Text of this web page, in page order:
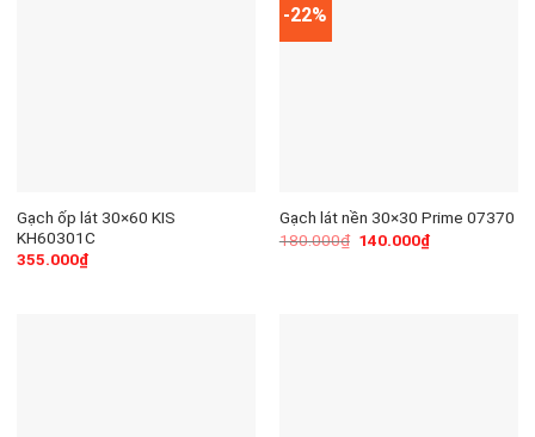
Gạch ốp lát 30×60 KIS
KH60301C
355.000₫
-22%
Gạch lát nền 30×30 Prime 07370
180.000₫ 140.000₫